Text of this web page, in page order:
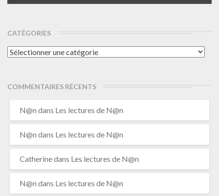
CATÉGORIES
Catégories
COMMENTAIRES RÉCENTS
N@n dans Les lectures de N@n
N@n dans Les lectures de N@n
Catherinedans Les lectures de N@n
N@n dans Les lectures de N@n